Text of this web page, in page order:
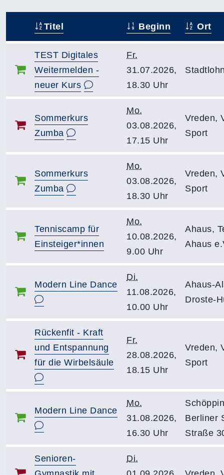
Titel Beginn Ort
TEST Digitales
Weitermelden -
neuer Kurs
Fr.
31.07.2026,
18.30 Uhr
Sommerkurs
Zumba
Mo.
03.08.2026,
17.15 Uhr
Vreden,
Sport
Sommerkurs
Zumba
Mo.
03.08.2026,
18.30 Uhr
Vreden,
Sport
Tenniscamp für
Einsteiger*innen
Mo.
10.08.2026,
9.00 Uhr
Ahaus,
Ahaus
Modern Line Dance
Di.
11.08.2026,
10.00 Uhr
Ahaus-
Droste-
Rückenfit - Kraft
und Entspannung
für die Wirbelsäule
Fr.
28.08.2026,
18.15 Uhr
Vreden,
Sport
Modern Line Dance
Mo.
31.08.2026,
16.30 Uhr
Berliner
Straße
Senioren-
Di.